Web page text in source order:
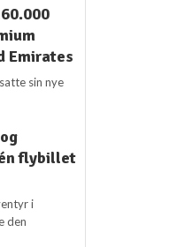
Emirates
sin nye
flybillet
i
den